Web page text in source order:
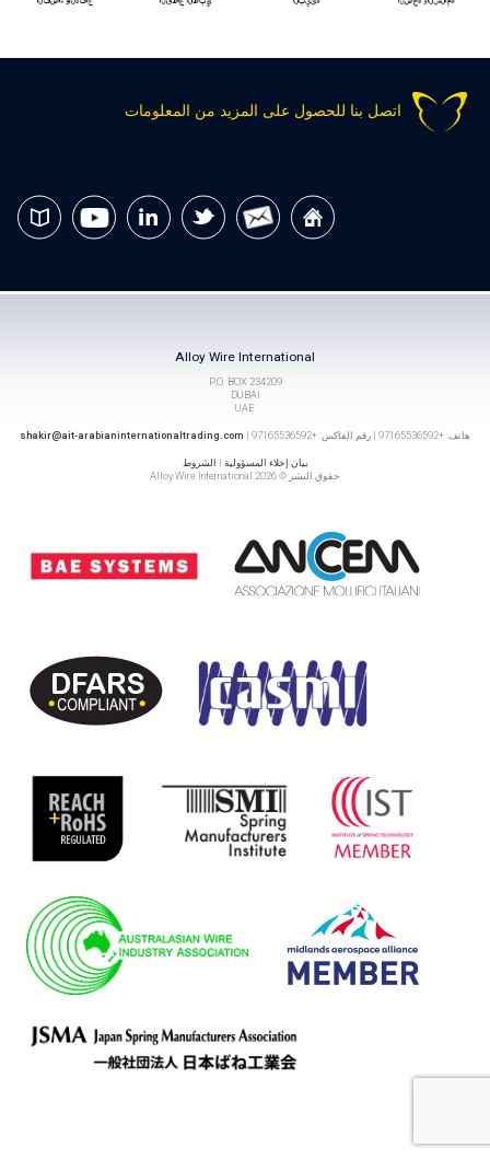
اتصل بنا للحصول على المزيد من المعلومات
Alloy Wire International
P.O. BOX 234209
DUBAI
UAE
هاتف: +97165536592 | رقم الفاكس: +97165536592 | shakir@ait-arabianinternationaltrading.com
بيان إخلاء المسؤولية | الشروط
حقوق النشر © 2026 Alloy Wire International